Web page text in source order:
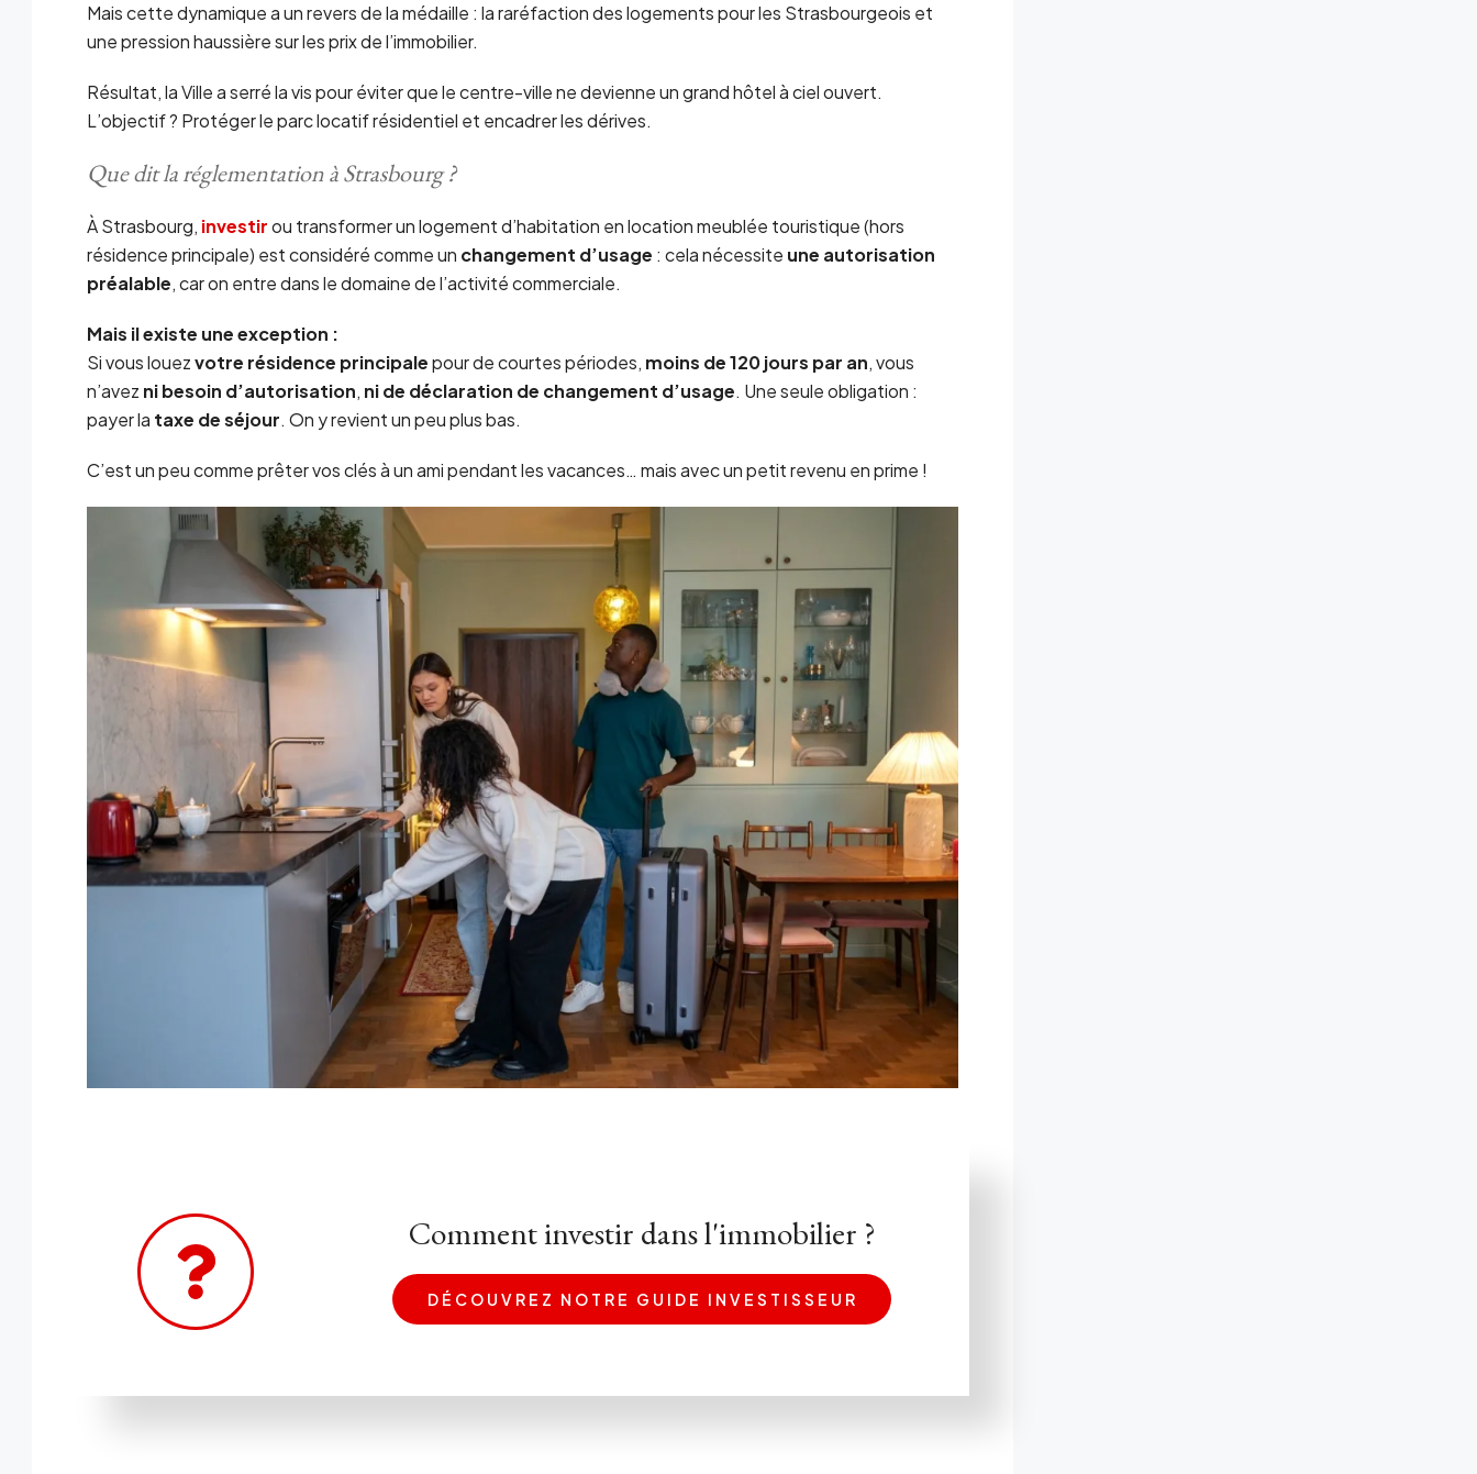
Mais cette dynamique a un revers de la médaille : la raréfaction des logements pour les Strasbourgeois et
une pression haussière sur les prix de l’immobilier.
Résultat, la Ville a serré la vis pour éviter que le centre-ville ne devienne un grand hôtel à ciel ouvert.
L’objectif ? Protéger le parc locatif résidentiel et encadrer les dérives.
Que dit la réglementation à Strasbourg ?
À Strasbourg, investirou transformer un logement d’habitation en location meublée touristique (hors
résidence principale) est considéré comme un changement d’usage : cela nécessite une autorisation
préalable, car on entre dans le domaine de l’activité commerciale.
Mais il existe une exception :
Si vous louezvotre résidence principalepour de courtes périodes, moins de 120 jours par an, vous
n’avez ni besoin d’autorisation, ni de déclaration de changement d’usage. Une seule obligation :
payer la taxe de séjour. On y revient un peu plus bas.
C’est un peu comme prêter vos clés à un ami pendant les vacances… mais avec un petit revenu en prime !
Comment investir dans l'immobilier ?
DÉCOUVREZ NOTRE GUIDE INVESTISSEUR